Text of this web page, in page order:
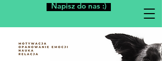
Napisz do nas :)